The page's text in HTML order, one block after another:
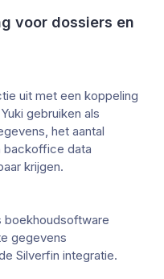
voor dossiers en
uit met een koppeling
gebruiken als
het aantal
backoffice data
krijgen.
boekhoudsoftware
gegevens
Silverfin integratie.